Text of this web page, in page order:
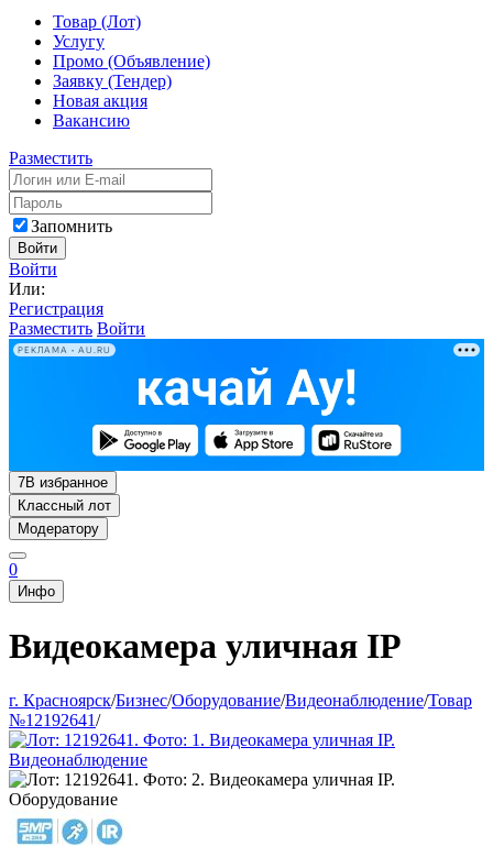
Товар (Лот)
Услугу
Промо (Объявление)
Заявку (Тендер)
Новая акция
Вакансию
Разместить
Запомнить
Войти
Войти
Или:
Регистрация
Разместить Войти
РЕКЛАМА • AU.RU
7В избранное
Классный лот
Модератору
0
Инфо
Видеокамера уличная IP
г. Красноярск/Бизнес/Оборудование/Видеонаблюдение/Товар
№12192641/